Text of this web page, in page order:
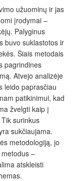
užuominų ir jas
įrodymai –
Palyginus
buvo suklastotos ir
Šiais metodais
pagrindines
Atvejo analizėje
leido paprasčiau
patikinimui, kad
žvelgti kaip į
surinkus
sukčiaujama.
metodologiją, jo
–
atskleisti